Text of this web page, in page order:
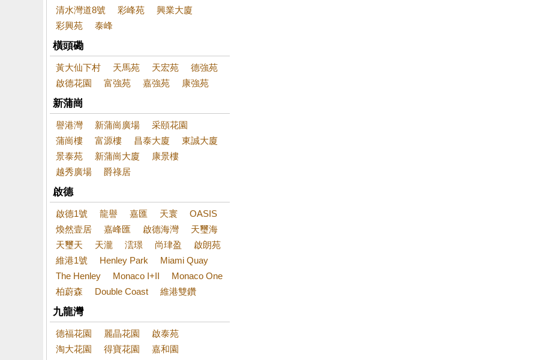
清水灣道8號
彩峰苑
興業大廈
彩興苑
泰峰
橫頭磡
黃大仙下村 天馬苑 天宏苑
德強苑
啟德花園
富強苑 嘉強苑 康強苑
新蒲崗
譽港灣 新蒲崗廣場
采頤花園
蒲崗樓
富源樓 昌泰大廈
東誠大廈
景泰苑
新蒲崗大廈
康景樓
越秀廣場
爵祿居
啟德
啟德1號 龍譽 嘉匯 天寰
OASIS
煥然壹居
嘉峰匯 啟德海灣
天璽海
天璽天
天瀧 澐璟 尚珒盈
啟朗苑
維港1號
Henley Park
Miami Quay
The Henley
Monaco I+II
Monaco One
柏蔚森
Double Coast 維港雙鑽
九龍灣
德福花園 麗晶花園
啟泰苑
淘大花園
得寶花園
嘉和園